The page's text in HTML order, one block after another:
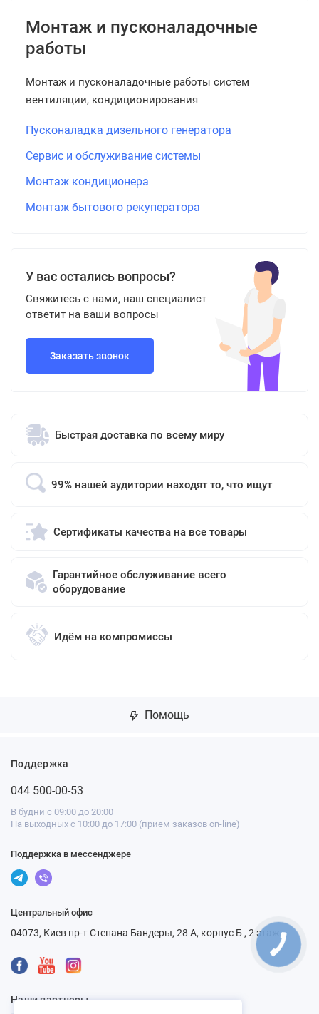
Монтаж и пусконаладочные
работы
Монтаж и пусконаладочные работы систем
вентиляции, кондиционирования
Пусконаладка дизельного генератора
Сервис и обслуживание системы
Монтаж кондиционера
Монтаж бытового рекуператора
У вас остались вопросы?
Свяжитесь с нами, наш специалист
ответит на ваши вопросы
Заказать звонок
Быстрая доставка по всему миру
99% нашей аудитории находят то, что ищут
Сертификаты качества на все товары
Гарантийное обслуживание всего
оборудование
Идём на компромиссы
Помощь
Поддержка
044 500-00-53
В будни с 09:00 до 20:00
На выходных с 10:00 до 17:00 (прием заказов on-line)
Поддержка в мессенджере
Центральный офис
04073, Киев пр-т Степана Бандеры, 28 А, корпус Б , 2 этаж
Наши партнеры
КНОПКА
СВЯЗИ